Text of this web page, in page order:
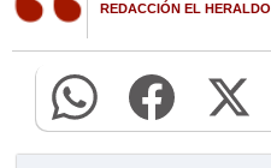
REDACCIÓN EL HERALDO